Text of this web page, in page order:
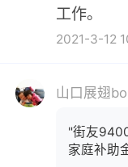
工作。
2021-3-12
山口展翅
"街友
家庭补助